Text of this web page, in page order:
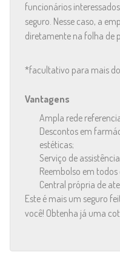
funcionários
seguro. Nesse caso, a
diretamente na folha de
*facultativo para mais
Vantagens
Ampla rede
Descontos em
estéticas;
Serviço de
Reembolso em todos
Central própria de
Este é mais um seguro
você! Obtenha já uma